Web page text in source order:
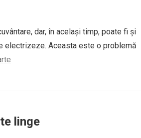
dar, în același timp, poate fi și
electrizeze. Aceasta este o problemă
linge